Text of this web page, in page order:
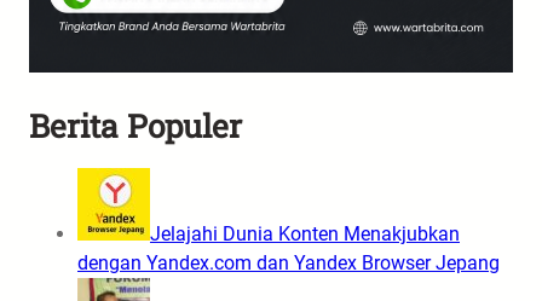
Berita Populer
Jelajahi Dunia Konten Menakjubkan
dengan Yandex.com dan Yandex Browser Jepang